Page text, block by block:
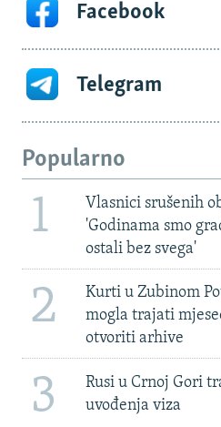
Facebook
Telegram
Popularno
1
Vlasnici srušenih
'Godinama smo
ostali bez svega'
2
Kurti u Zubinom
mogla trajati
otvoriti arhive
3
Rusi u Crnoj Gori
uvođenja viza